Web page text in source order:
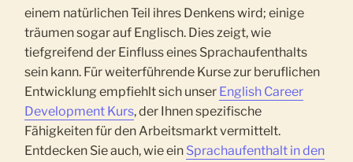
einem natürlichen Teil ihres Denkens wird; einige
träumen sogar auf Englisch. Dies zeigt, wie
tiefgreifend der Einfluss eines Sprachaufenthalts
sein kann. Für weiterführende Kurse zur beruflichen
Entwicklung empfiehlt sich unser English Career
Development Kurs, der Ihnen spezifische
Fähigkeiten für den Arbeitsmarkt vermittelt.
Entdecken Sie auch, wie ein Sprachaufenthalt in den